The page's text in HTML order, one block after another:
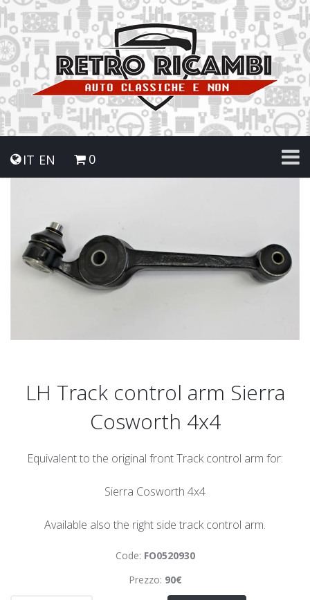
IT EN 0
LH Track control arm Sierra
Cosworth 4x4
Equivalent to the original front Track control arm for:
Sierra Cosworth 4x4
Available also the right side track control arm.
Code: FO0520930
Prezzo: 90€